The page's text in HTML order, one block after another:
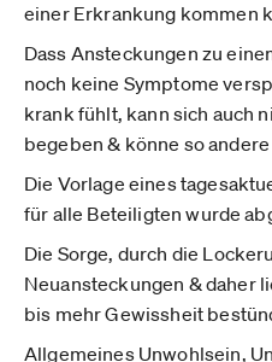
einer Erkrankung kommen
Dass Ansteckungen zu
noch keine Symptome
krank fühlt, kann sich auch
begeben & könne so
Die Vorlage eines
für alle Beteiligten wurde
Die Sorge, durch die
Neuansteckungen & daher
bis mehr Gewissheit
Allgemeines Unwohlsein,